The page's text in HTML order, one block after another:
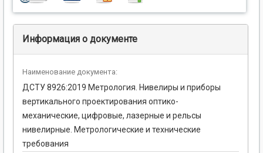
Информация о документе
Наименование документа:
ДСТУ 8926:2019 Метрология. Нивелиры и приборы
вертикального проектирования оптико-
механические, цифровые, лазерные и рельсы
нивелирные. Метрологические и технические
требования